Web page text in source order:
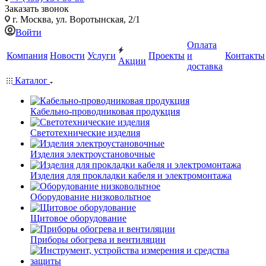
Заказать звонок
г. Москва, ул. Воротынская, 2/1
Войти
Компания Новости Услуги
Акции
Проекты
Оплата
и
доставка
Контакты
Каталог
Кабельно-проводниковая продукция
Светотехнические изделия
Изделия электроустановочные
Изделия для прокладки кабеля и электромонтажа
Оборудование низковольтное
Щитовое оборудование
Приборы обогрева и вентиляции